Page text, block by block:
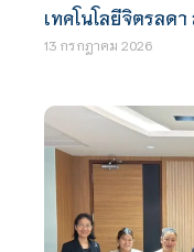
เทคโนโลยีจิตรลด
13 กรกฎาคม 2026